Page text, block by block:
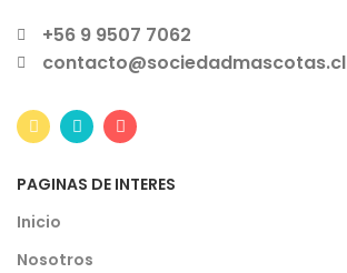
+56 9 9507 7062
contacto@sociedadmascotas.cl
PAGINAS DE INTERES
Inicio
Nosotros